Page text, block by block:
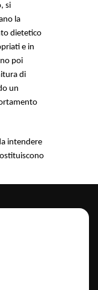
si
la
dietetico
e in
poi
di
un
intendere